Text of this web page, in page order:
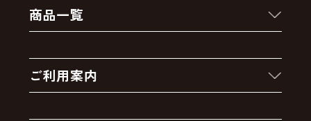
商品一覧
クーポン
卸販売・大量注文
ご利用案内